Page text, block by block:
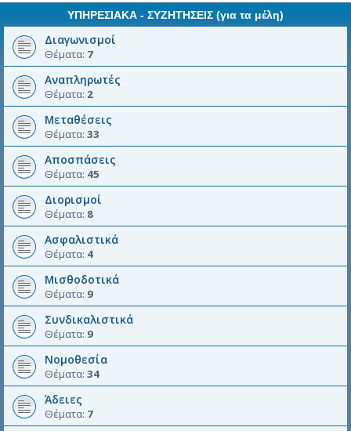
ΥΠΗΡΕΣΙΑΚΑ - ΣΥΖΗΤΗΣΕΙΣ (για τα μέλη)
Διαγωνισμοί
Θέματα: 7
Αναπληρωτές
Θέματα: 2
Μεταθέσεις
Θέματα: 33
Αποσπάσεις
Θέματα: 45
Διορισμοί
Θέματα: 8
Ασφαλιστικά
Θέματα: 4
Μισθοδοτικά
Θέματα: 9
Συνδικαλιστικά
Θέματα: 9
Νομοθεσία
Θέματα: 34
Άδειες
Θέματα: 7